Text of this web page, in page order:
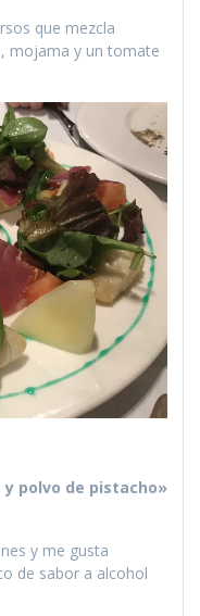
que mezcla
mojama y un tomate
polvo de pistacho»
y me gusta
de sabor a alcohol